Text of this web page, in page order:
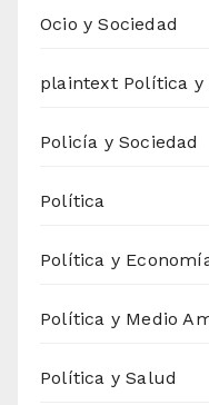
Ocio y Sociedad
plaintext Política y
Policía y Sociedad
Política
Política y
Política y Medio
Política y Salud